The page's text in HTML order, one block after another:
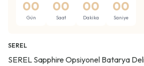
00
Gün
00
Saat
00
Dakika
00
Saniye
SEREL
SEREL Sapphire Opsiyonel Batarya